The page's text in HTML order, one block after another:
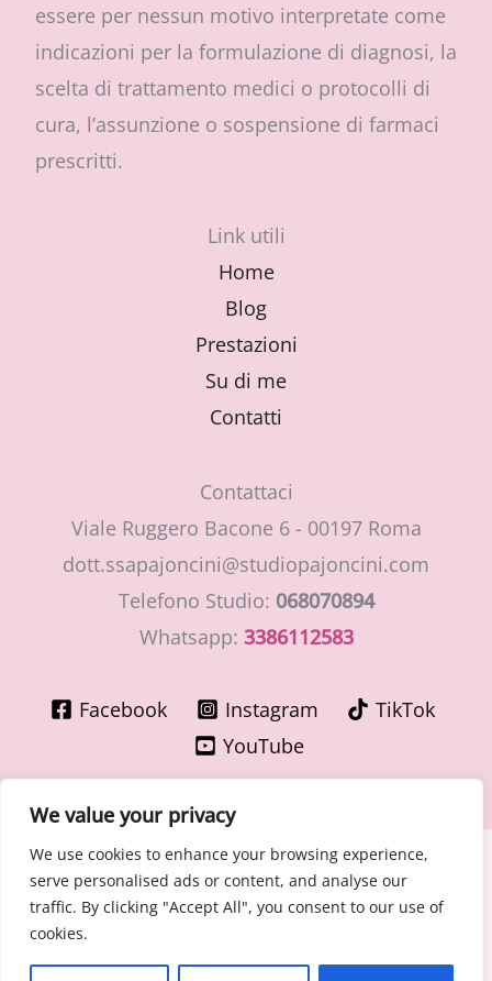
We value your privacy
We use cookies to enhance your browsing experience,
serve personalised ads or content, and analyse our
traffic. By clicking "Accept All", you consent to our use of
cookies.
essere per nessun motivo interpretate come
indicazioni per la formulazione di diagnosi, la
scelta di trattamento medici o protocolli di
cura, l’assunzione o sospensione di farmaci
prescritti.
Link utili
Home
Blog
Prestazioni
Su di me
Contatti
Contattaci
Viale Ruggero Bacone 6 - 00197 Roma
dott.ssapajoncini@studiopajoncini.com
Telefono Studio: 068070894
Whatsapp: 3386112583
Facebook Instagram
TikTok
YouTube
Copyright © 2026 LaMiaGinecologa.com - Dott.ssa Cinzia
Pajoncini - Specialista in Ostetricia e Ginecologia
P.IVA 15400091003 – n° Ordine Medici di Roma 30776 del